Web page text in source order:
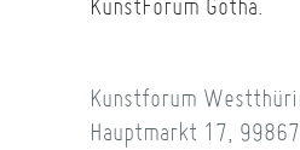
KunstForum Gotha.
Kunstforum
Hauptmarkt 17,